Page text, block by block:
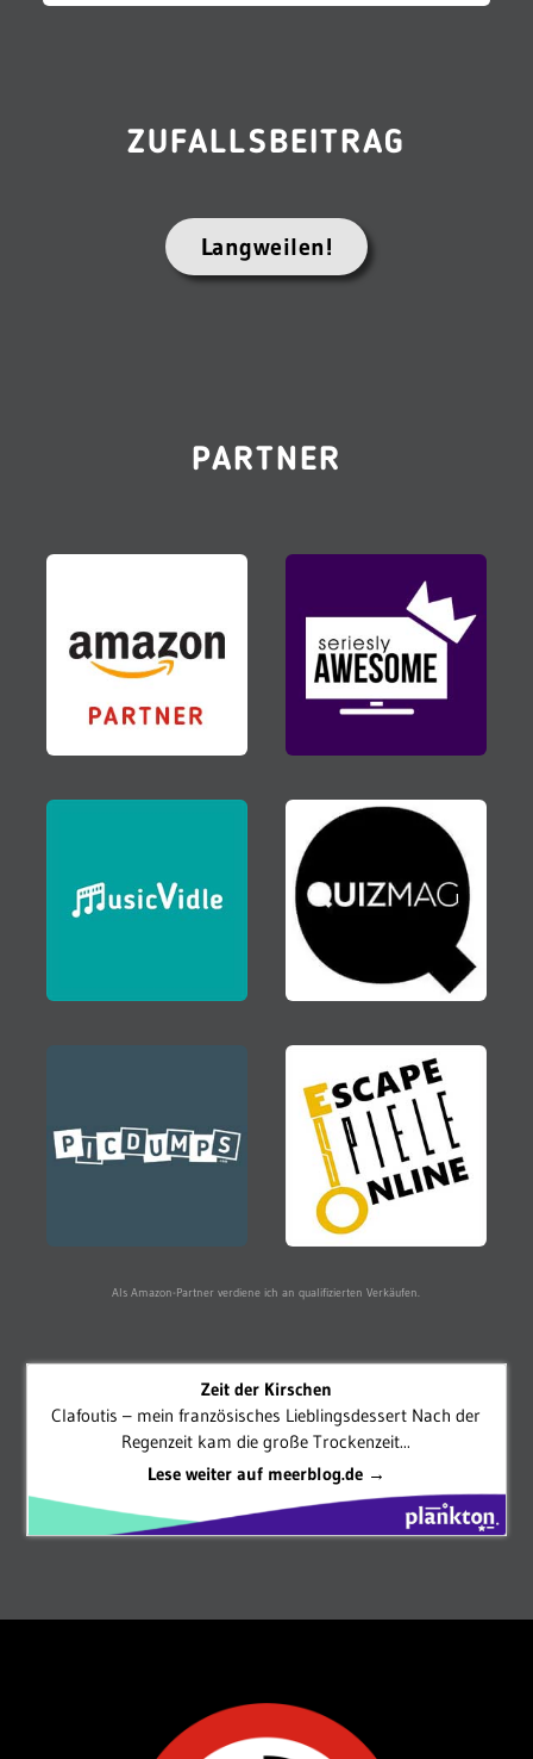
ZUFALLSBEITRAG
Langweilen!
PARTNER
Als Amazon-Partner verdiene ich an qualifizierten Verkäufen.
Zeit der Kirschen
Clafoutis – mein französisches Lieblingsdessert Nach der
Regenzeit kam die große Trockenzeit...
Lese weiter auf meerblog.de →